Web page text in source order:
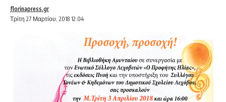
Τρίτη 27 Μαρτίου, 2018 12:04
florinapress.gr